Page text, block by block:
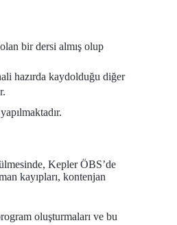
bir dersi almış olup
hazırda kaydolduğu diğer
Kepler ÖBS’de
kayıpları, kontenjan
oluşturmaları ve bu